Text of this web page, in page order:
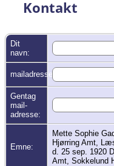
Kontakt
Dit
navn:
mailadresse:
Gentag
mail-
adresse:
Emne:
Mette Sophie
Hjørring Amt,
d. 25 sep. 1920
Amt, Sokkelund